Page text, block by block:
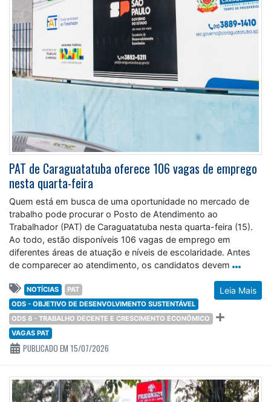
PAT de Caraguatatuba oferece 106 vagas de emprego
nesta quarta-feira
Quem está em busca de uma oportunidade no mercado de
trabalho pode procurar o Posto de Atendimento ao
Trabalhador (PAT) de Caraguatatuba nesta quarta-feira (15).
Ao todo, estão disponíveis 106 vagas de emprego em
diferentes áreas de atuação e níveis de escolaridade. Antes
de comparecer ao atendimento, os candidatos devem
Leia Mais
NOTÍCIAS
PAT
ODS - OBJETIVO DE DESENVOLVIMENTO SUSTENTÁVEL
ODS 8 - TRABALHO DECENTE E CRESCIMENTO ECONÔMICO
VAGAS PAT
PUBLICADO EM 15/07/2026